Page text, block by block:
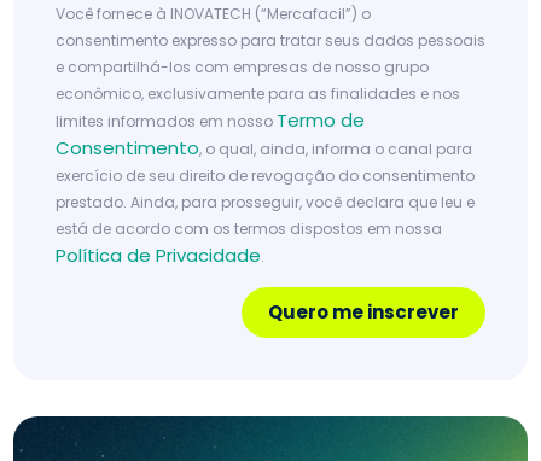
cad
açã
o?
Le
ia
m
ai
Você fornece à INOVATECH (“Mercafacil”) o
consentimento expresso para tratar seus dados pessoais
e compartilhá-los com empresas de nosso grupo
econômico, exclusivamente para as finalidades e nos
limites informados em nosso Termo de
Consentimento, o qual, ainda, informa o canal para
exercício de seu direito de revogação do consentimento
prestado. Ainda, para prosseguir, você declara que leu e
está de acordo com os termos dispostos em nossa
Política de Privacidade.
Quero me inscrever